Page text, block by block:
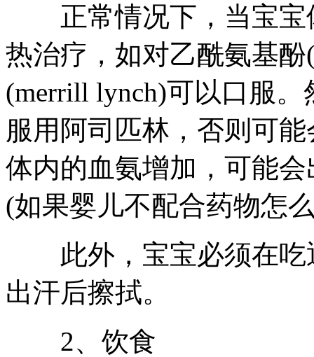
正常情况下，当宝宝
热治疗，如对乙酰氨基
(merrill lynch)可以口服
服用阿司匹林，否则可
体内的血氨增加，可能
(如果婴儿不配合药物怎
此外，宝宝必须在吃
出汗后擦拭。
2、饮食